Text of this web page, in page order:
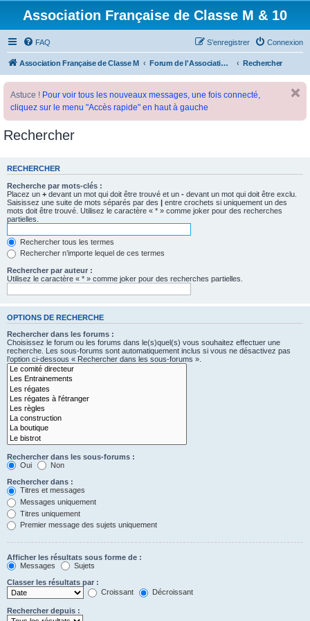
Association Française de Classe M & 10
FAQ Connexion
S’enregistrer
Association Française de Classe M Forum de l'Association Française de Classe M Rechercher
Astuce ! Pour voir tous les nouveaux messages, une fois connecté,
cliquez sur le menu "Accès rapide" en haut à gauche
Rechercher
RECHERCHER
Recherche par mots-clés :
Placez un + devant un mot qui doit être trouvé et un - devant un mot qui doit être exclu.
Saisissez une suite de mots séparés par des | entre crochets si uniquement un des
mots doit être trouvé. Utilisez le caractère « * » comme joker pour des recherches
partielles.
Rechercher tous les termes
Rechercher n’importe lequel de ces termes
Rechercher par auteur :
Utilisez le caractère « * » comme joker pour des recherches partielles.
OPTIONS DE RECHERCHE
Rechercher dans les forums :
Choisissez le forum ou les forums dans le(s)quel(s) vous souhaitez effectuer une
recherche. Les sous-forums sont automatiquement inclus si vous ne désactivez pas
l’option ci-dessous « Rechercher dans les sous-forums ».
Rechercher dans les sous-forums :
Oui
Non
Rechercher dans :
Titres et messages
Messages uniquement
Titres uniquement
Premier message des sujets uniquement
Afficher les résultats sous forme de :
Messages
Sujets
Classer les résultats par :
Croissant
Décroissant
Rechercher depuis :